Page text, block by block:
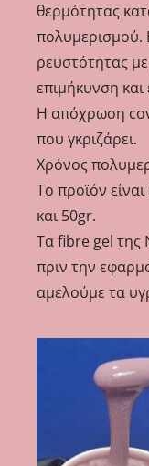
θερμότητας
πολυμερισμού.
ρευστότητας
επιμήκυνση και
Η απόχρωση
που γκριζάρει.
Χρόνος
Το προϊόν
και 50gr.
Τα fibre gel της
πριν την
αμελούμε τα